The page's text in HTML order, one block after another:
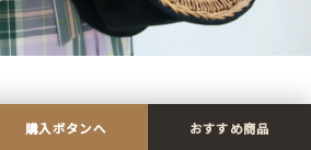
購入ボタンへ おすすめ商品